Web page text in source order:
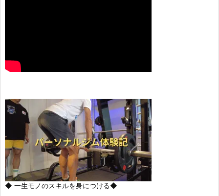
◆ 一生モノのスキルを身につける◆